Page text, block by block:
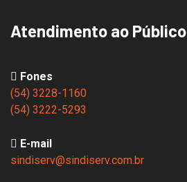
Atendimento ao Público
Fones
(54) 3228-1160
(54) 3222-5293
E-mail
sindiserv@sindiserv.com.br